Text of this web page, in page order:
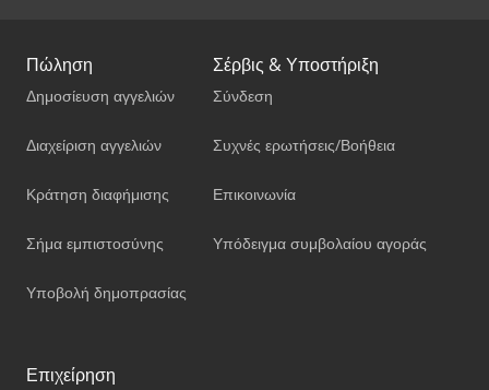
Πώληση
Δημοσίευση αγγελιών
Διαχείριση αγγελιών
Κράτηση διαφήμισης
Σήμα εμπιστοσύνης
Υποβολή δημοπρασίας
Σέρβις & Υποστήριξη
Σύνδεση
Συχνές ερωτήσεις/Βοήθεια
Επικοινωνία
Υπόδειγμα συμβολαίου αγοράς
Επιχείρηση